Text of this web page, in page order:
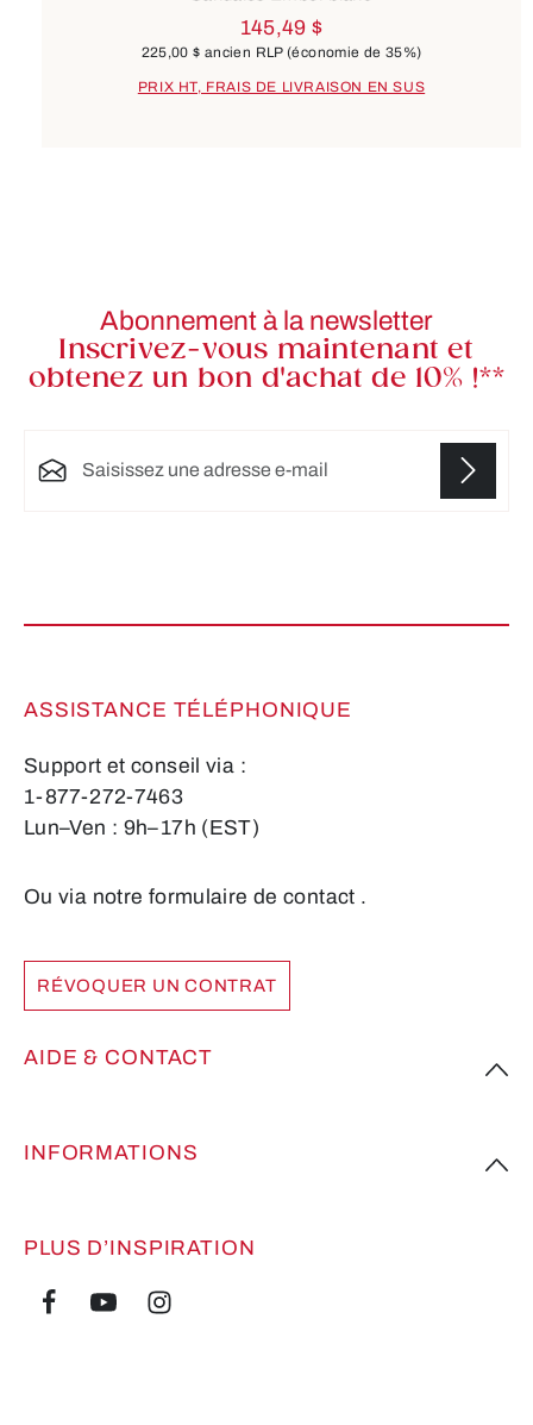
145,49 $
225,00 $ ancien RLP(économie de 35%)
PRIX HT, FRAIS DE LIVRAISON EN SUS
Abonnement à la newsletter
Inscrivez-vous maintenant et
obtenez un bon d'achat de 10% !**
obligatoires.
ASSISTANCE TÉLÉPHONIQUE
Support et conseil via :
1-877-272-7463
Lun–Ven : 9h–17h (EST)
Ou via notre formulaire de contact .
RÉVOQUER UN CONTRAT
AIDE & CONTACT
INFORMATIONS
PLUS D’INSPIRATION